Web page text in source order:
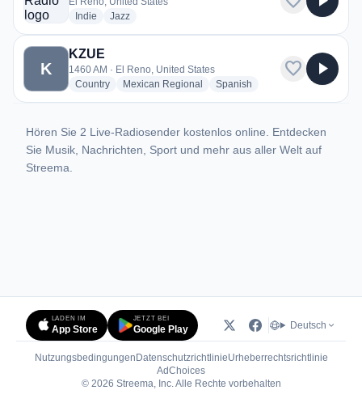
Indie radio stations
Jazzradio stations
K
KZUE
1460 AM · El Reno, United States
Countryradio stations
Mexican Regional radio stations
Spanish
favorite play_arrow
Hören Sie 2 Live-Radiosender kostenlos online. Entdecken
Sie Musik, Nachrichten, Sport und mehr aus aller Welt auf
Streema.
LADEN IM
App Store
JETZT BEI
Google Play Deutsch
Nutzungsbedingungen DatenschutzrichtlinieUrheberrechtsrichtlinie
AdChoices(öffnet in neuem Tab)
© 2026 Streema, Inc. Alle Rechte vorbehalten